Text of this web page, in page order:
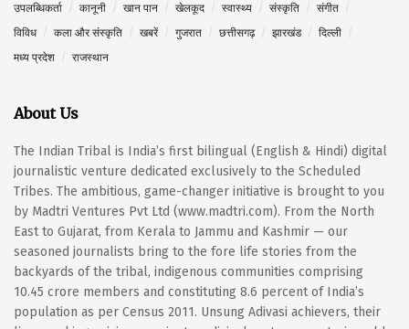
उपलब्धिकर्ता कानूनी खान पान खेलकूद स्वास्थ्य संस्कृति
संगीत
विविध
कला और संस्कृति खबरें गुजरात छत्तीसगढ़ झारखंड
दिल्ली
मध्य प्रदेश
राजस्थान
About Us
The Indian Tribal is India’s first bilingual (English & Hindi) digital
journalistic venture dedicated exclusively to the Scheduled
Tribes. The ambitious, game-changer initiative is brought to you
by Madtri Ventures Pvt Ltd (www.madtri.com). From the North
East to Gujarat, from Kerala to Jammu and Kashmir — our
seasoned journalists bring to the fore life stories from the
backyards of the tribal, indigenous communities comprising
10.45 crore members and constituting 8.6 percent of India’s
population as per Census 2011. Unsung Adivasi achievers, their